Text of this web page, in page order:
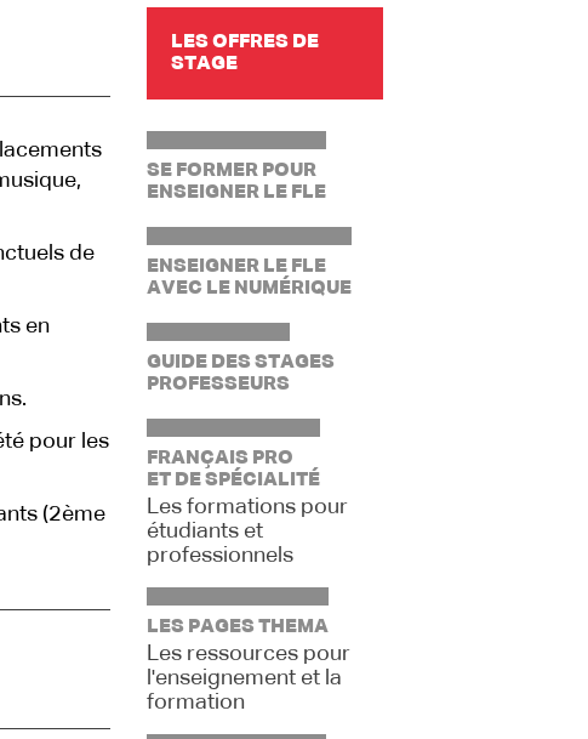
de
en
pour les
(2ème
LES OFFRES DE
STAGE
SE FORMER POUR
ENSEIGNER LE FLE
ENSEIGNER LE FLE
AVEC LE NUMÉRIQUE
GUIDE DES STAGES
PROFESSEURS
FRANÇAIS PRO
ET DE SPÉCIALITÉ
Les formations pour
étudiants et
professionnels
LES PAGES THEMA
Les ressources pour
l'enseignement et la
formation